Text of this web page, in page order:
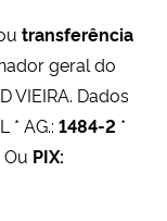
transferência
geral do
VIEIRA. Dados
* AG.: 1484-2 *
Ou PIX: